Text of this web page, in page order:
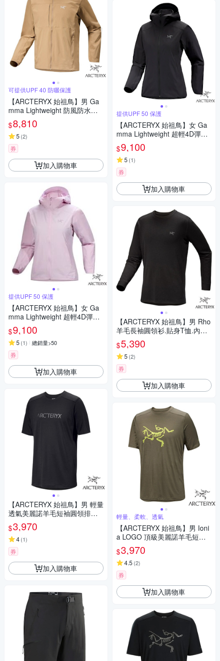
可提供UPF 40 防曬保護
【ARCTERYX 始祖鳥】男 Ga
mma Lightweight 防風防水軟
殼外套.風衣.夾克_X00000914
1 帆布棕
$8,810
5 (2)
券
加入購物車
提供UPF 50 保護
【ARCTERYX 始祖鳥】女 Ga
mma Lightweight 超輕4D彈性
薄軟殼耐磨連帽防風外套/夾克/
高度透氣/適登山健行旅行/ X00
0007779 幻彩粉
$9,100
5 (1) 總銷量>50
券
加入購物車
【ARCTERYX 始祖鳥】男 輕量
透氣美麗諾羊毛短袖圓領排汗
衣.T恤.上衣_X000007733 黑
$3,970
4(1)
券
加入購物車
提供UPF 50 保護
【ARCTERYX 始祖鳥】女 Ga
mma Lightweight 超輕4D彈性
薄軟殼耐磨連帽防風外套/夾克_
X000007779 黑
$9,100
5 (1)
券
加入購物車
【ARCTERYX 始祖鳥】男 Rho
羊毛長袖圓領衫.貼身T恤.內搭
打底衣.衛生衣_X000007480
黑
$5,390
5 (2)
券
加入購物車
輕量、柔軟、透氣
【ARCTERYX 始祖鳥】男 Ioni
a LOGO 頂級美麗諾羊毛短袖
圓領排汗衣.T恤.上衣_X000006
796-30571 龍紋綠/光束黃
$3,970
4.5 (2)
券
加入購物車